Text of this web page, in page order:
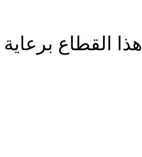
هذا القطاع برعاية